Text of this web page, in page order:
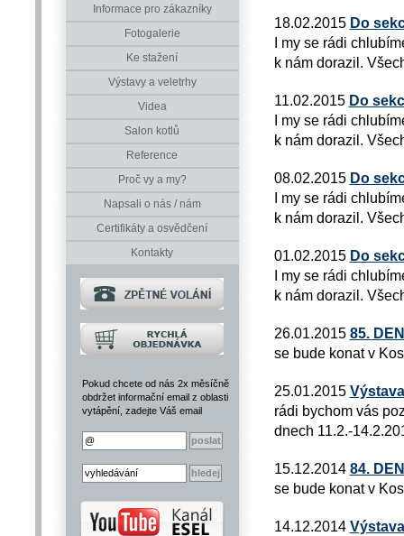
Informace pro zákazníky
Fotogalerie
Ke stažení
Výstavy a veletrhy
Videa
Salon kotlů
Reference
Proč vy a my?
Napsali o nás / nám
Certifikáty a osvědčení
Kontakty
Pokud chcete od nás 2x měsíčně
obdržet informační email z oblasti
vytápění, zadejte Váš email
18.02.2015 Do
I my se rádi
k nám dorazil.
11.02.2015 Do
I my se rádi
k nám dorazil.
08.02.2015 Do
I my se rádi
k nám dorazil.
01.02.2015 Do
I my se rádi
k nám dorazil.
26.01.2015 85.
se bude konat v
25.01.2015
rádi bychom vás
dnech 11.2.-
15.12.2014 84.
se bude konat v
14.12.2014